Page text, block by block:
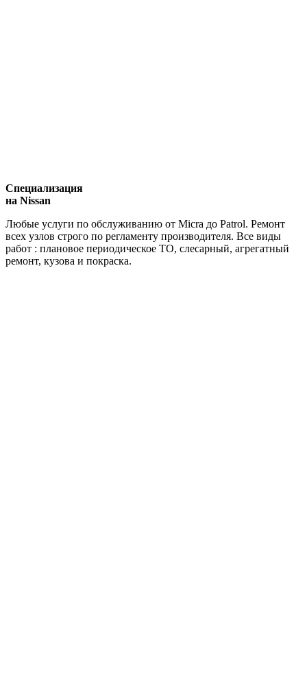
Специализация
на Nissan
Любые услуги по обслуживанию от Micra до Patrol. Ремонт
всех узлов строго по регламенту производителя. Все виды
работ : плановое периодическое ТО, слесарный, агрегатный
ремонт, кузова и покраска.